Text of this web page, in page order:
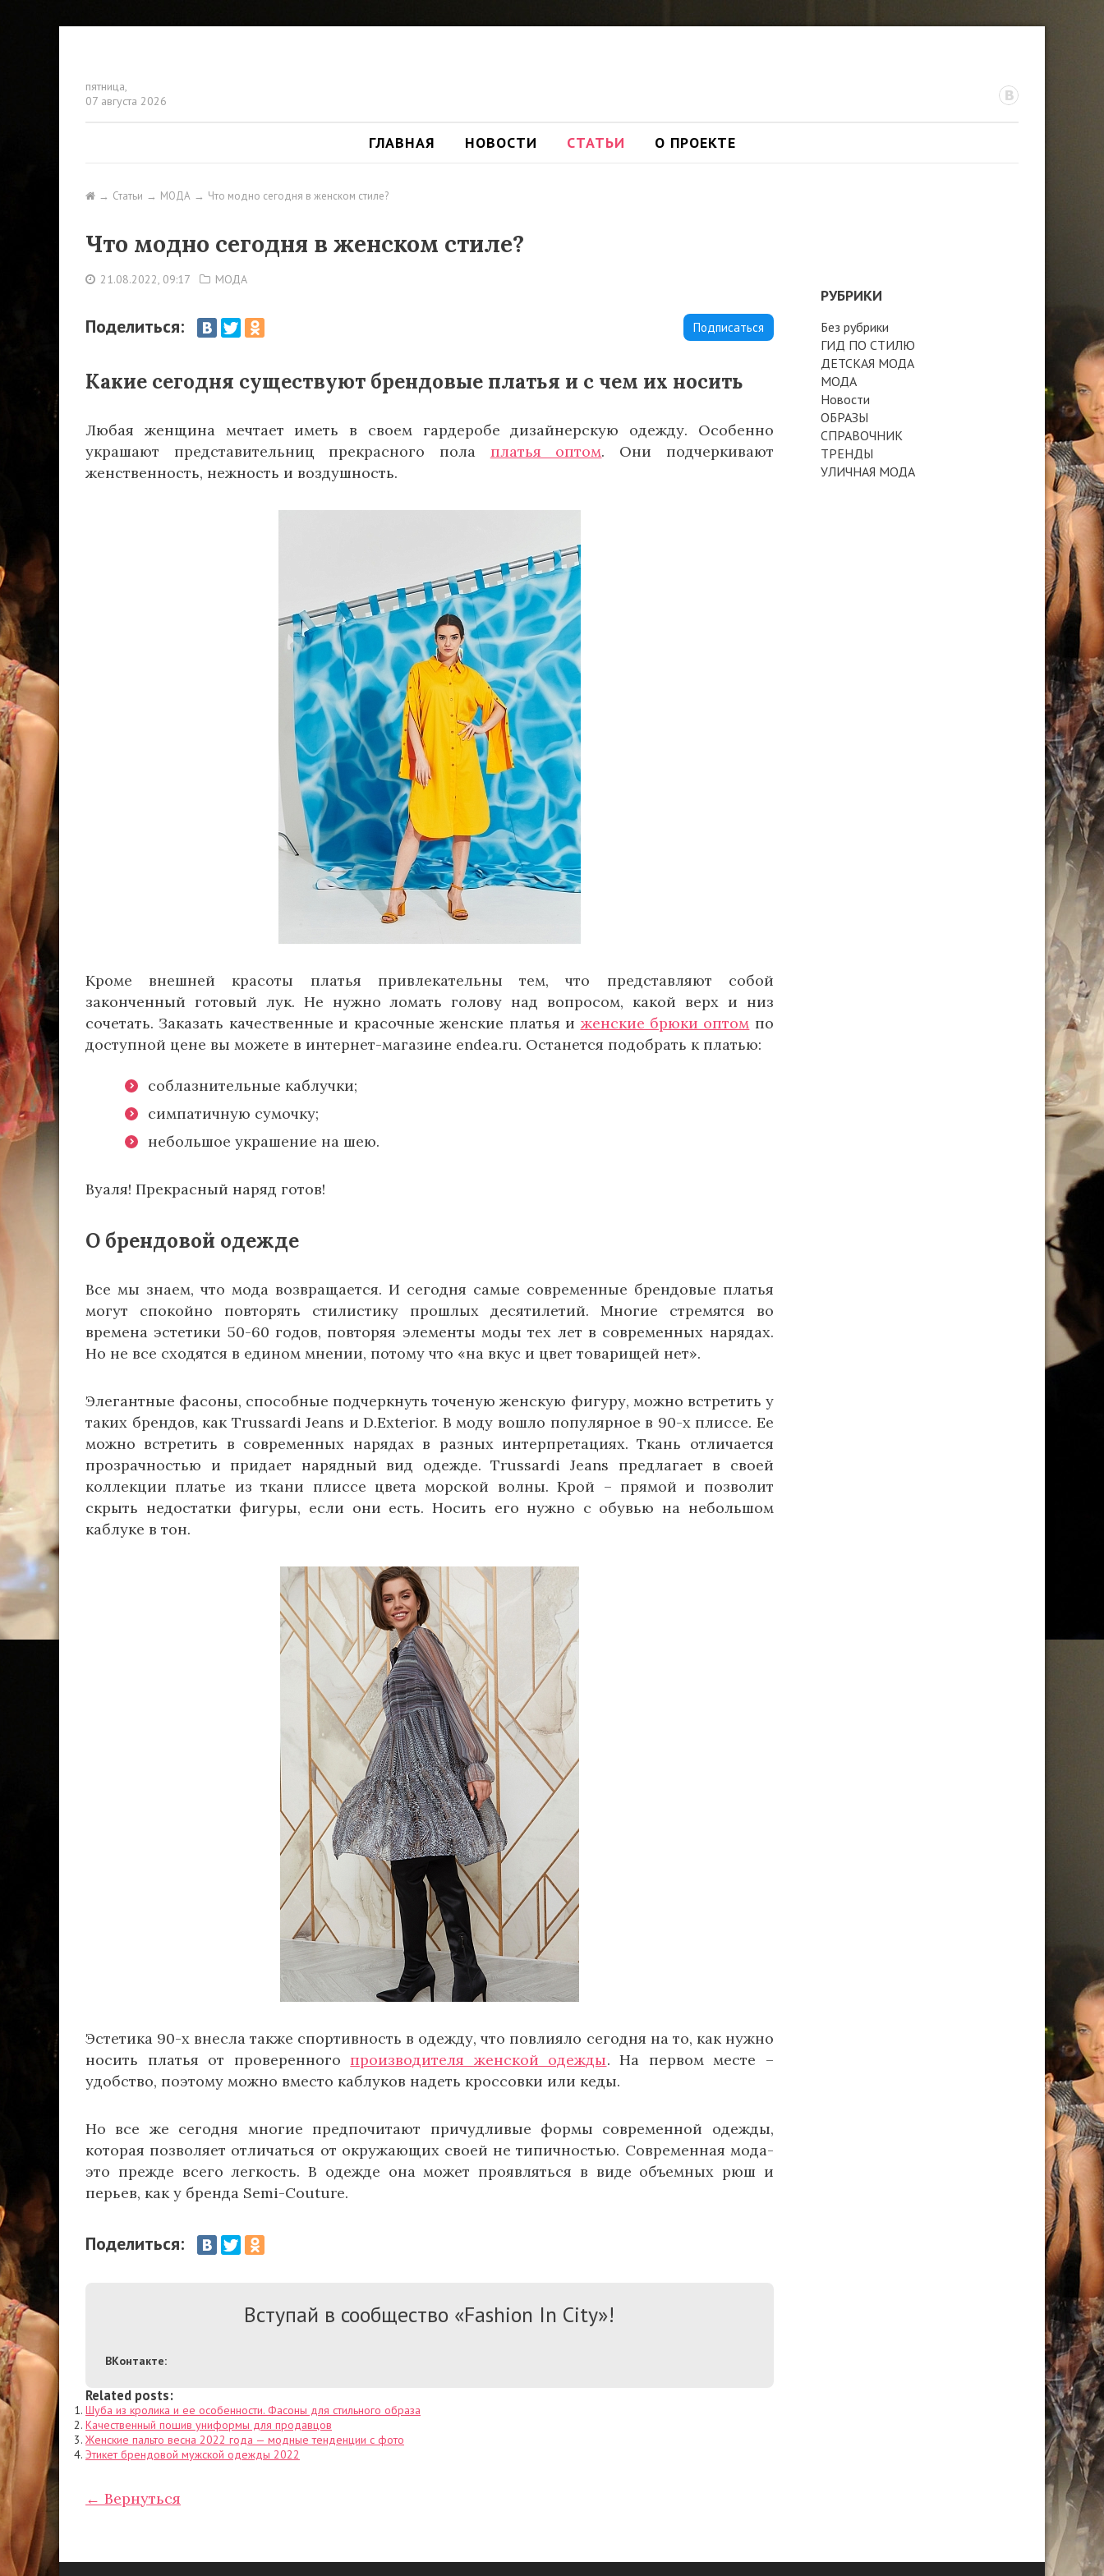
пятница,
07 августа 2026
ГЛАВНАЯ НОВОСТИ СТАТЬИ О ПРОЕКТЕ
Статьи МОДА Что модно сегодня в женском стиле?
Что модно сегодня в женском стиле?
21.08.2022, 09:17 МОДА
Поделиться: Подписаться
Какие сегодня существуют брендовые платья и с чем их носить
Любая женщина мечтает иметь в своем гардеробе дизайнерскую одежду. Особенно
украшают представительниц прекрасного пола платья оптом. Они подчеркивают
женственность, нежность и воздушность.
Кроме внешней красоты платья привлекательны тем, что представляют собой
законченный готовый лук. Не нужно ломать голову над вопросом, какой верх и низ
сочетать. Заказать качественные и красочные женские платья и женские брюки оптом по
доступной цене вы можете в интернет-магазине endea.ru. Останется подобрать к платью:
соблазнительные каблучки;
симпатичную сумочку;
небольшое украшение на шею.
Вуаля! Прекрасный наряд готов!
О брендовой одежде
Все мы знаем, что мода возвращается. И сегодня самые современные брендовые платья
могут спокойно повторять стилистику прошлых десятилетий. Многие стремятся во
времена эстетики 50-60 годов, повторяя элементы моды тех лет в современных нарядах.
Но не все сходятся в едином мнении, потому что «на вкус и цвет товарищей нет».
Элегантные фасоны, способные подчеркнуть точеную женскую фигуру, можно встретить у
таких брендов, как Trussardi Jeans и D.Exterior. В моду вошло популярное в 90-х плиссе. Ее
можно встретить в современных нарядах в разных интерпретациях. Ткань отличается
прозрачностью и придает нарядный вид одежде. Trussardi Jeans предлагает в своей
коллекции платье из ткани плиссе цвета морской волны. Крой – прямой и позволит
скрыть недостатки фигуры, если они есть. Носить его нужно с обувью на небольшом
каблуке в тон.
Эстетика 90-х внесла также спортивность в одежду, что повлияло сегодня на то, как нужно
носить платья от проверенного производителя женской одежды. На первом месте –
удобство, поэтому можно вместо каблуков надеть кроссовки или кеды.
Но все же сегодня многие предпочитают причудливые формы современной одежды,
которая позволяет отличаться от окружающих своей не типичностью. Современная мода-
это прежде всего легкость. В одежде она может проявляться в виде объемных рюш и
перьев, как у бренда Semi-Couture.
Поделиться:
Вступай в сообщество «Fashion In City»!
ВКонтакте:
Related posts:
Шуба из кролика и ее особенности. Фасоны для стильного образа
Качественный пошив униформы для продавцов
Женские пальто весна 2022 года — модные тенденции с фото
Этикет брендовой мужской одежды 2022
← Вернуться
РУБРИКИ
Без рубрики
ГИД ПО СТИЛЮ
ДЕТСКАЯ МОДА
МОДА
Новости
ОБРАЗЫ
СПРАВОЧНИК
ТРЕНДЫ
УЛИЧНАЯ МОДА